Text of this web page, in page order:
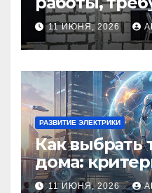
11 ИЮНЯ, 2026
РАЗВИТИЕ ЭЛЕКТРИКИ
Как выбрать
дома:
технологии
11 ИЮНЯ, 2026